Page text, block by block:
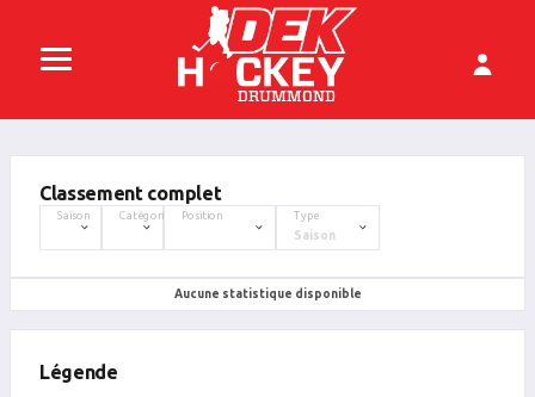
Classement complet
Saison Catégorie Position Type
Aucune statistique disponible
Légende